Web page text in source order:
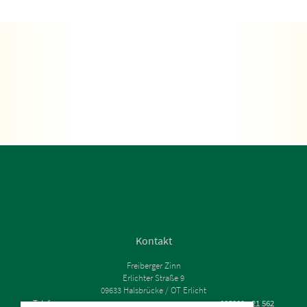
Kontakt
Freiberger Zinn
Erlichter Straße 9
09633 Halsbrücke / OT Erlicht
Telefon
035209 - 21 562